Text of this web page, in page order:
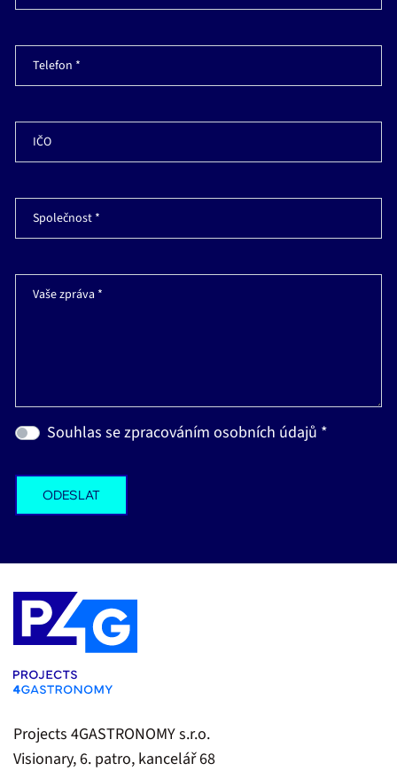
Telefon *
IČO
Společnost *
Vaše zpráva *
Souhlas se zpracováním osobních údajů *
Projects 4GASTRONOMY s.r.o.
Visionary, 6. patro, kancelář 68